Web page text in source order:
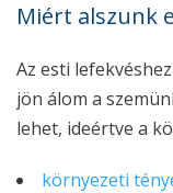
Miért alszunk
Az esti
jön álom a
lehet, ideértve a
környezeti